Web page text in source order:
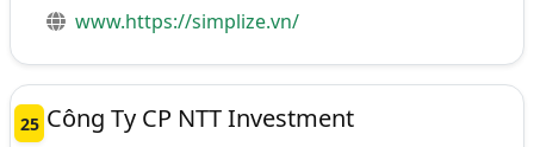
www.https://simplize.vn/
25 Công Ty CP NTT Investment